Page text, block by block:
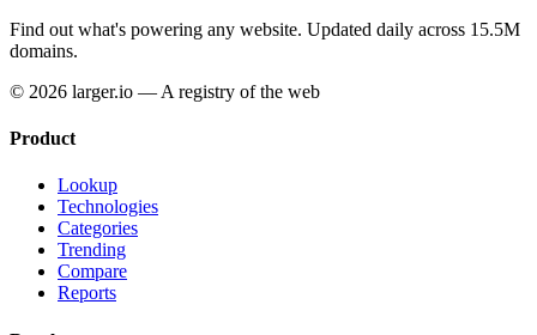
Find out what's powering any website. Updated daily across 15.5M
domains.
© 2026 larger.io — A registry of the web
Product
Lookup
Technologies
Categories
Trending
Compare
Reports